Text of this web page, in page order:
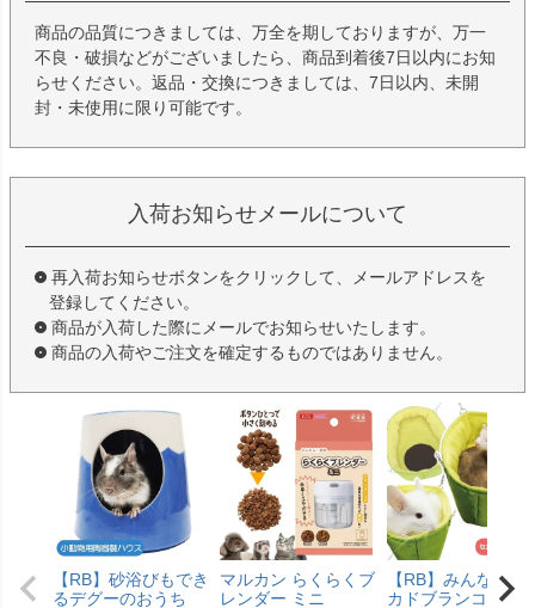
商品の品質につきましては、万全を期しておりますが、万一
不良・破損などがございましたら、商品到着後7日以内にお知
らせください。返品・交換につきましては、7日以内、未開
封・未使用に限り可能です。
入荷お知らせメールについて
再入荷お知らせボタンをクリックして、メールアドレスを
登録してください。
商品が入荷した際にメールでお知らせいたします。
商品の入荷やご注文を確定するものではありません。
【RB】砂浴びもでき
るデグーのおうち
マルカン らくらくブ
レンダー ミニ
【RB】みんなのア
カドブランコ（F2